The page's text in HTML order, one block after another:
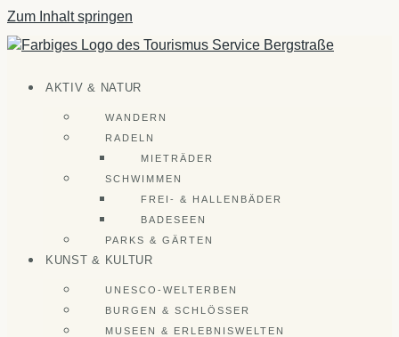
Zum Inhalt springen
AKTIV & NATUR
WANDERN
RADELN
MIETRÄDER
SCHWIMMEN
FREI- & HALLENBÄDER
BADESEEN
PARKS & GÄRTEN
KUNST & KULTUR
UNESCO-WELTERBEN
BURGEN & SCHLÖSSER
MUSEEN & ERLEBNISWELTEN